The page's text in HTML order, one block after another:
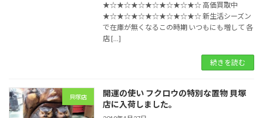
★☆★☆★☆★☆★☆★☆★☆ 高価買取中
★☆★☆★☆★☆★☆★☆★☆ 新生活シーズン
で在庫が無くなるこの時期 いつもにも増して 各
店 […]
続きを読む
貝塚店
開運の使い フクロウの特別な置物 貝塚
店に入荷しました。